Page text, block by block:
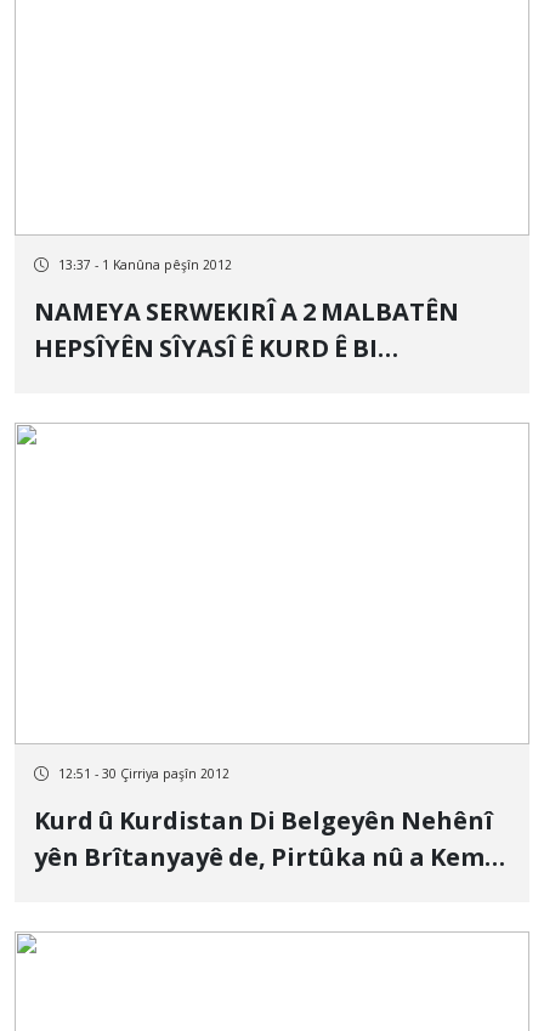
13:37 - 1 Kanûna pêşîn 2012
NAMEYA SERWEKIRÎ A 2 MALBATÊN
HEPSÎYÊN SÎYASÎ Ê KURD Ê BI
12:51 - 30 Çirriya paşîn 2012
Kurd û Kurdistan Di Belgeyên Nehênî
yên Brîtanyayê de, Pirtûka nû a Kemal